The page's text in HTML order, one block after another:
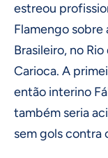
estreou
Flamengo sobre
Brasileiro, no
Carioca. A
então interino
também seria
sem gols contra